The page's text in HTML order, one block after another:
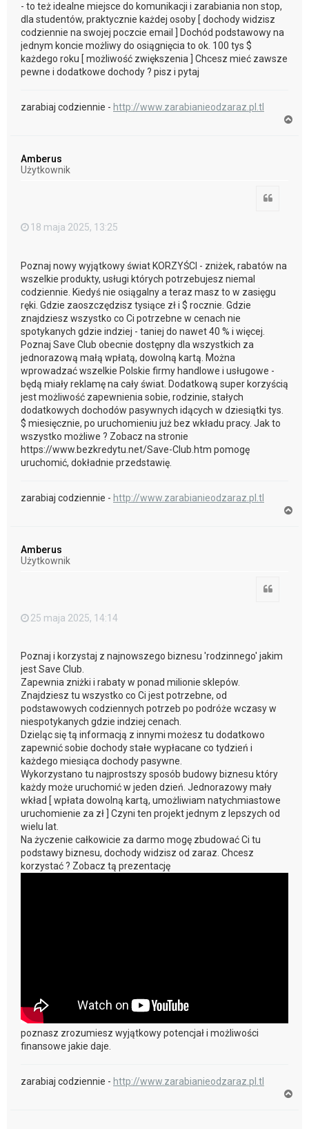
- to też idealne miejsce do komunikacji i zarabiania non stop,
dla studentów, praktycznie każdej osoby [ dochody widzisz
codziennie na swojej poczcie email ] Dochód podstawowy na
jednym koncie możliwy do osiągnięcia to ok. 100 tys $
każdego roku [ możliwość zwiększenia ] Chcesz mieć zawsze
pewne i dodatkowe dochody ? pisz i pytaj
zarabiaj codziennie - http://www.zarabianieodzaraz.pl.tl
Amberus
Użytkownik
18 maja 2025, 13:25
Poznaj nowy wyjątkowy świat KORZYŚCI - zniżek, rabatów na
wszelkie produkty, usługi których potrzebujesz niemal
codziennie. Kiedyś nie osiągalny a teraz masz to w zasięgu
ręki. Gdzie zaoszczędzisz tysiące zł i $ rocznie. Gdzie
znajdziesz wszystko co Ci potrzebne w cenach nie
spotykanych gdzie indziej - taniej do nawet 40 % i więcej.
Poznaj Save Club obecnie dostępny dla wszystkich za
jednorazową małą wpłatą, dowolną kartą. Można
wprowadzać wszelkie Polskie firmy handlowe i usługowe -
będą miały reklamę na cały świat. Dodatkową super korzyścią
jest możliwość zapewnienia sobie, rodzinie, stałych
dodatkowych dochodów pasywnych idących w dziesiątki tys.
$ miesięcznie, po uruchomieniu już bez wkładu pracy. Jak to
wszystko możliwe ? Zobacz na stronie
https://www.bezkredytu.net/Save-Club.htm pomogę
uruchomić, dokładnie przedstawię.
zarabiaj codziennie - http://www.zarabianieodzaraz.pl.tl
Amberus
Użytkownik
25 maja 2025, 14:14
Poznaj i korzystaj z najnowszego biznesu 'rodzinnego' jakim
jest Save Club.
Zapewnia zniżki i rabaty w ponad milionie sklepów.
Znajdziesz tu wszystko co Ci jest potrzebne, od
podstawowych codziennych potrzeb po podróże wczasy w
niespotykanych gdzie indziej cenach.
Dzieląc się tą informacją z innymi możesz tu dodatkowo
zapewnić sobie dochody stałe wypłacane co tydzień i
każdego miesiąca dochody pasywne.
Wykorzystano tu najprostszy sposób budowy biznesu który
każdy może uruchomić w jeden dzień. Jednorazowy mały
wkład [ wpłata dowolną kartą, umożliwiam natychmiastowe
uruchomienie za zł ] Czyni ten projekt jednym z lepszych od
wielu lat.
Na życzenie całkowicie za darmo mogę zbudować Ci tu
podstawy biznesu, dochody widzisz od zaraz. Chcesz
korzystać ? Zobacz tą prezentację
poznasz zrozumiesz wyjątkowy potencjał i możliwości
finansowe jakie daje.
zarabiaj codziennie - http://www.zarabianieodzaraz.pl.tl